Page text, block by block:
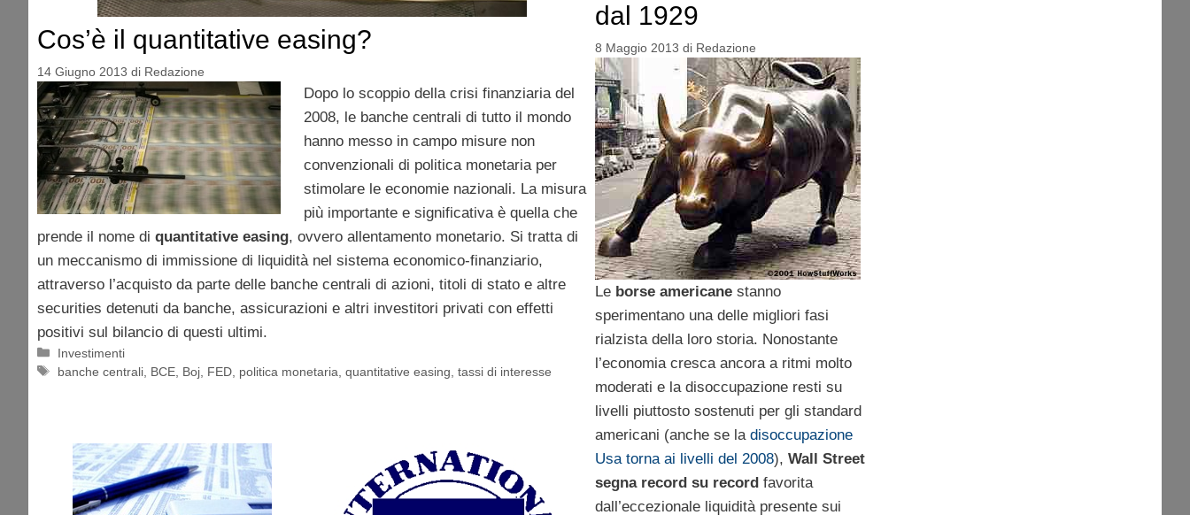
Cos’è il quantitative easing?
14 Giugno 2013 di Redazione
Dopo lo scoppio della crisi finanziaria del
2008, le banche centrali di tutto il mondo
hanno messo in campo misure non
convenzionali di politica monetaria per
stimolare le economie nazionali. La misura
più importante e significativa è quella che
prende il nome di quantitative easing, ovvero allentamento monetario. Si tratta di
un meccanismo di immissione di liquidità nel sistema economico-finanziario,
attraverso l’acquisto da parte delle banche centrali di azioni, titoli di stato e altre
securities detenuti da banche, assicurazioni e altri investitori privati con effetti
positivi sul bilancio di questi ultimi.
Categorie
Investimenti
Tag
banche centrali BCE Boj FED politica monetaria ,quantitative easing ,tassi di interesse
dal 1929
8 Maggio 2013 di Redazione
Le borse americane stanno
sperimentano una delle migliori fasi
rialzista della loro storia. Nonostante
l’economia cresca ancora a ritmi molto
moderati e la disoccupazione resti su
livelli piuttosto sostenuti per gli standard
americani (anche se la disoccupazione
Usa torna ai livelli del 2008), Wall Street
segna record su record favorita
dall’eccezionale liquidità presente sui